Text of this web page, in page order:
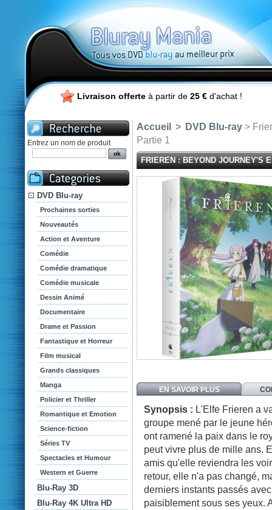
Livraison offerte à partir de 25 € d'achat !
Entrez un nom de produit
DVD Blu-ray
Prochaines sorties
Nouveautés
Action et Aventure
Comédie
Comédie dramatique
Comédie musicale
Dessin Animé
Documentaire
Drame et Passion
Fantastique et Horreur
Film musical
Grands classiques
Manga
Policier et Thriller
Romantique et Emotion
Science-fiction
Séries TV
Spectacles et Humour
Western et Guerre
Blu-Ray 3D
Blu-Ray 4K Ultra HD
Accueil > DVD Blu-ray >
Partie 1
FRIEREN : BEYOND JOURNEY'S
EN SAVOIR PLUS
Synopsis : L'Elfe Frieren a
groupe mené par le jeune
ont ramené la paix dans le
peut vivre plus de mille ans.
amis qu'elle reviendra les
retour, elle n'a pas changé,
derniers instants passés
paisiblement sous ses yeux.